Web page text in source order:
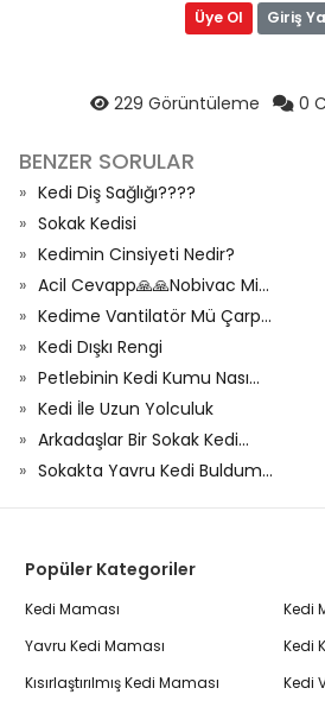
Üye Ol Giriş
229 Görüntüleme 0
BENZER SORULAR
Kedi Diş Sağlığı????
Sokak Kedisi
Kedimin Cinsiyeti Nedir?
Acil Cevapp🙏🙏Nobivac Mi...
Kedime Vantilatör Mü Çarp...
Kedi Dışkı Rengi
Petlebinin Kedi Kumu Nası...
Kedi İle Uzun Yolculuk
Arkadaşlar Bir Sokak Kedi...
Sokakta Yavru Kedi Buldum...
Popüler Kategoriler
Kedi Maması
Yavru Kedi Maması
Kısırlaştırılmış Kedi Maması
Kedi
Kedi
Kedi